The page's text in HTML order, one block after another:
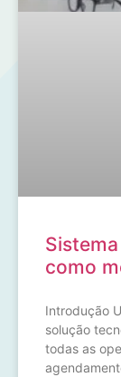
como
Introdução
solução
todas as